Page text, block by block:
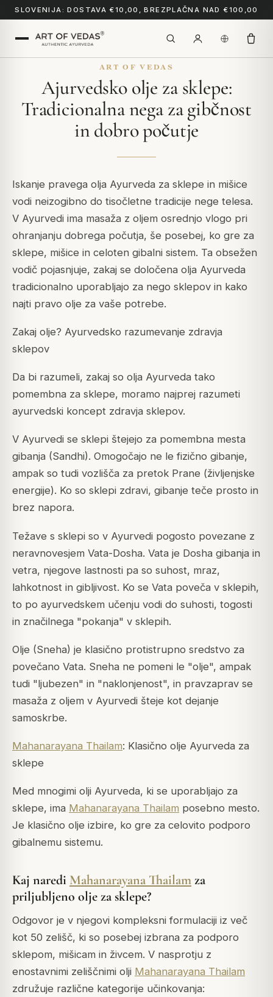
SLOVENIJA: DOSTAVA €10,00, BREZPLAČNA NAD €100,00
ART OF VEDAS
Ajurvedsko olje za sklepe:
Tradicionalna nega za gibčnost
in dobro počutje
Iskanje pravega olja Ayurveda za sklepe in mišice
vodi neizogibno do tisočletne tradicije nege telesa.
V Ayurvedi ima masaža z oljem osrednjo vlogo pri
ohranjanju dobrega počutja, še posebej, ko gre za
sklepe, mišice in celoten gibalni sistem. Ta obsežen
vodič pojasnjuje, zakaj se določena olja Ayurveda
tradicionalno uporabljajo za nego sklepov in kako
najti pravo olje za vaše potrebe.
Zakaj olje? Ayurvedsko razumevanje zdravja
sklepov
Da bi razumeli, zakaj so olja Ayurveda tako
pomembna za sklepe, moramo najprej razumeti
ayurvedski koncept zdravja sklepov.
V Ayurvedi se sklepi štejejo za pomembna mesta
gibanja (Sandhi). Omogočajo ne le fizično gibanje,
ampak so tudi vozlišča za pretok Prane (življenjske
energije). Ko so sklepi zdravi, gibanje teče prosto in
brez napora.
Težave s sklepi so v Ayurvedi pogosto povezane z
neravnovesjem Vata-Dosha. Vata je Dosha gibanja in
vetra, njegove lastnosti pa so suhost, mraz,
lahkotnost in gibljivost. Ko se Vata poveča v sklepih,
to po ayurvedskem učenju vodi do suhosti, togosti
in značilnega "pokanja" v sklepih.
Olje (Sneha) je klasično protistrupno sredstvo za
povečano Vata. Sneha ne pomeni le "olje", ampak
tudi "ljubezen" in "naklonjenost", in pravzaprav se
masaža z oljem v Ayurvedi šteje kot dejanje
samoskrbe.
Mahanarayana Thailam: Klasično olje Ayurveda za
sklepe
Med mnogimi olji Ayurveda, ki se uporabljajo za
sklepe, ima Mahanarayana Thailam posebno mesto.
Je klasično olje izbire, ko gre za celovito podporo
gibalnemu sistemu.
Kaj naredi Mahanarayana Thailamza
priljubljeno olje za sklepe?
Odgovor je v njegovi kompleksni formulaciji iz več
kot 50 zelišč, ki so posebej izbrana za podporo
sklepom, mišicam in živcem. V nasprotju z
enostavnimi zeliščnimi olji Mahanarayana Thailam
združuje različne kategorije učinkovanja: